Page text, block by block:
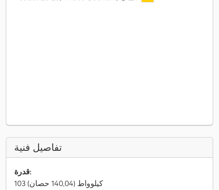
تفاصيل فنية
قدرة:
103 كيلوواط (140,04 حصان)